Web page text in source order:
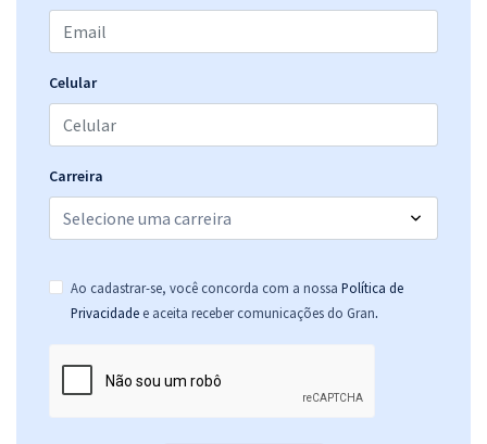
Celular
Carreira
Ao cadastrar-se, você concorda com a nossa Política de
Privacidade e aceita receber comunicações do Gran.